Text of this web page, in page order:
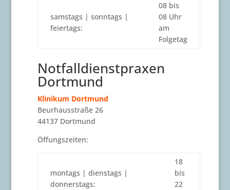
samstags | sonntags |
feiertags:
08 bis
08 Uhr
am
Folgetag
Notfalldienstpraxen
Dortmund
Klinikum Dortmund
Beurhausstraße 26
44137 Dortmund
Öffungszeiten:
montags | dienstags |
donnerstags:
18
bis
22